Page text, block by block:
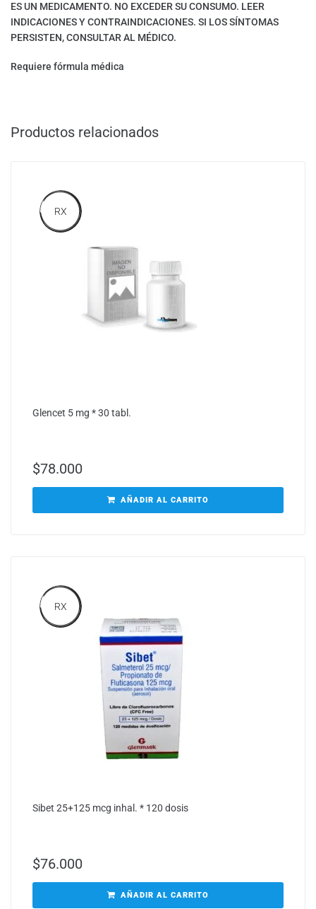
ES UN MEDICAMENTO. NO EXCEDER SU CONSUMO. LEER
INDICACIONES Y CONTRAINDICACIONES. SI LOS SÍNTOMAS
PERSISTEN, CONSULTAR AL MÉDICO.
Requiere fórmula médica
Productos relacionados
RX
Glencet 5 mg * 30 tabl.
$78.000
AÑADIR AL CARRITO
RX
Sibet 25+125 mcg inhal. * 120 dosis
$76.000
AÑADIR AL CARRITO